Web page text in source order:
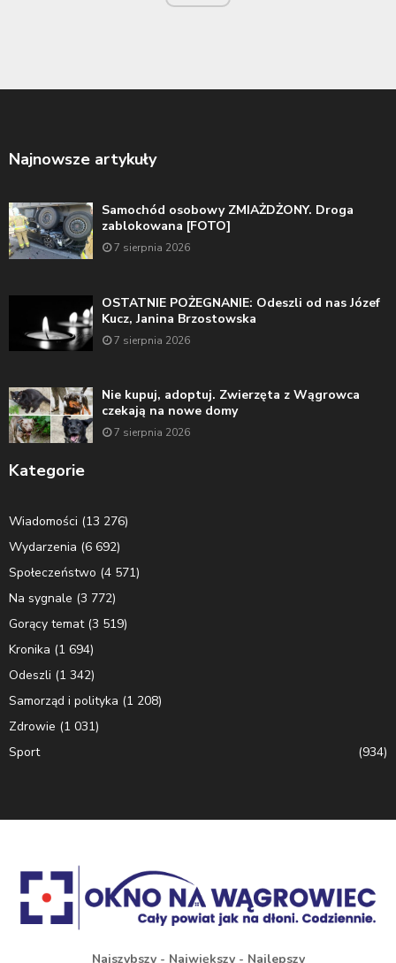
Najnowsze artykuły
Samochód osobowy ZMIAŻDŻONY. Droga
zablokowana [FOTO]
7 sierpnia 2026
OSTATNIE POŻEGNANIE: Odeszli od nas Józef
Kucz, Janina Brzostowska
7 sierpnia 2026
Nie kupuj, adoptuj. Zwierzęta z Wągrowca
czekają na nowe domy
7 sierpnia 2026
Kategorie
Wiadomości (13 276)
Wydarzenia (6 692)
Społeczeństwo (4 571)
Na sygnale (3 772)
Gorący temat(3 519)
Kronika (1 694)
Odeszli (1 342)
Samorząd i polityka (1 208)
Zdrowie (1 031)
Sport
(934)
Najszybszy - Największy - Najlepszy